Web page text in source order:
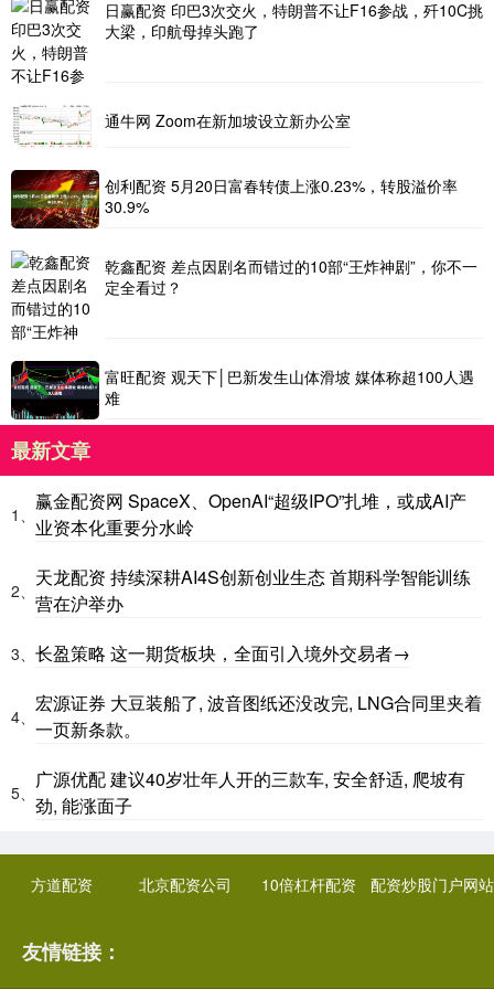
日赢配资 印巴3次交火，特朗普不让F16参战，歼10C挑
大梁，印航母掉头跑了
通牛网 Zoom在新加坡设立新办公室
创利配资 5月20日富春转债上涨0.23%，转股溢价率
30.9%
乾鑫配资 差点因剧名而错过的10部“王炸神剧”，你不一
定全看过？
富旺配资 观天下│巴新发生山体滑坡 媒体称超100人遇
难
最新文章
1、
赢金配资网 SpaceX、OpenAI“超级IPO”扎堆，或成AI产
业资本化重要分水岭
2、
天龙配资 持续深耕AI4S创新创业生态 首期科学智能训练
营在沪举办
3、 长盈策略 这一期货板块，全面引入境外交易者→
4、
宏源证券 大豆装船了, 波音图纸还没改完, LNG合同里夹着
一页新条款。
5、
广源优配 建议40岁壮年人开的三款车, 安全舒适, 爬坡有
劲, 能涨面子
方道配资 北京配资公司 10倍杠杆配资 配资炒股门户网站
友情链接：